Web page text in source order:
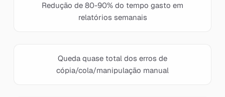
Redução de 80-90% do tempo gasto em
relatórios semanais
Queda quase total dos erros de
cópia/cola/manipulação manual